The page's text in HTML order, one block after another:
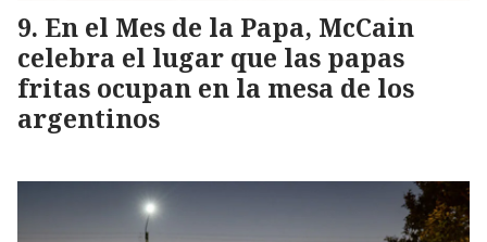
En el Mes de la Papa, McCain
celebra el lugar que las papas
fritas ocupan en la mesa de los
argentinos